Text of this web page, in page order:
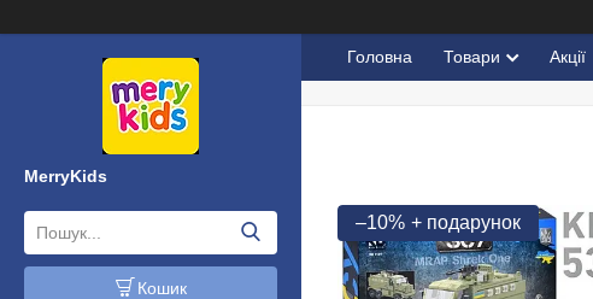
MerryKids
Кошик
Головна Товари Акції
–10%